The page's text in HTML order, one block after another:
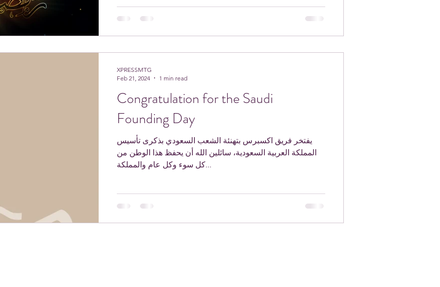
Congratulation for the Saudi
Founding Day
يفتخر فريق اكسبرس بتهنئة الشعب السعودي بذكرى تأسيس
المملكة العربية السعودية، سائلين الله أن يحفظ هذا الوطن من
كل سوء وكل عام والمملكة...
XPRESSMTG
Feb 21, 2024
1 min read